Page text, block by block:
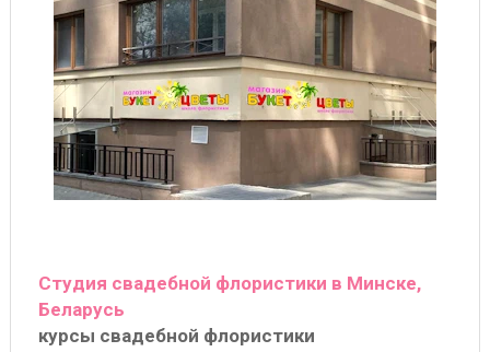
Студия свадебной флористики в Минске,
Беларусь
курсы свадебной флористики